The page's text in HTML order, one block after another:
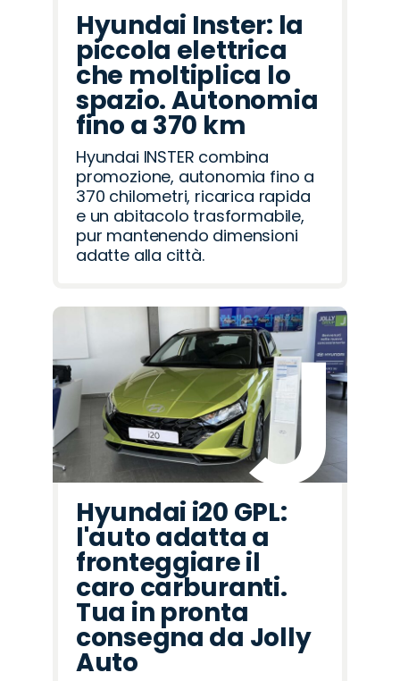
Hyundai Inster: la
piccola elettrica
che moltiplica lo
spazio. Autonomia
fino a 370 km
Hyundai INSTER combina
promozione, autonomia fino a
370 chilometri, ricarica rapida
e un abitacolo trasformabile,
pur mantenendo dimensioni
adatte alla città.
Hyundai i20 GPL:
l'auto adatta a
fronteggiare il
caro carburanti.
Tua in pronta
consegna da Jolly
Auto